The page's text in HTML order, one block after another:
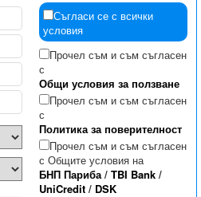
Съгласи се с всички
условия
Прочел съм и съм съгласен
с
Общи условия за ползване
Прочел съм и съм съгласен
с
Политика за поверителност
Прочел съм и съм съгласен
с Общите условия на
БНП Париба/ TBI Bank/
UniCredit/ DSK